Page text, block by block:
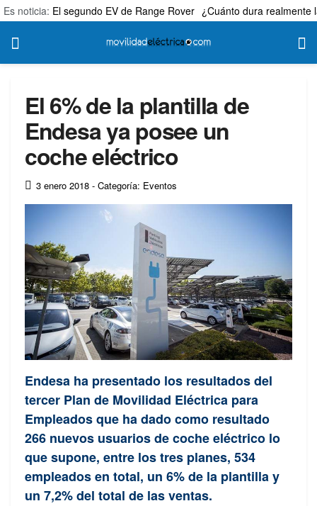
Es noticia: El segundo EV de Range Rover ¿Cuánto dura realmente
El 6% de la plantilla de
Endesa ya posee un
coche eléctrico
3 enero 2018 - Categoría: Eventos
Endesa ha presentado los resultados del
tercer Plan de Movilidad Eléctrica para
Empleados que ha dado como resultado
266 nuevos usuarios de coche eléctrico lo
que supone, entre los tres planes, 534
empleados en total, un 6% de la plantilla y
un 7,2% del total de las ventas.